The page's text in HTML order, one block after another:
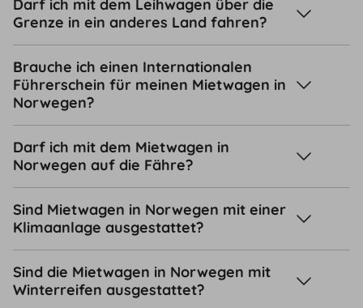
Darf ich mit dem Leihwagen über die
Grenze in ein anderes Land fahren?
Brauche ich einen Internationalen
Führerschein für meinen Mietwagen in
Norwegen?
Darf ich mit dem Mietwagen in
Norwegen auf die Fähre?
Sind Mietwagen in Norwegen mit einer
Klimaanlage ausgestattet?
Sind die Mietwagen in Norwegen mit
Winterreifen ausgestattet?